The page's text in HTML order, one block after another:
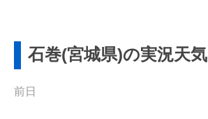
石巻(宮城県)の実況天気
前日